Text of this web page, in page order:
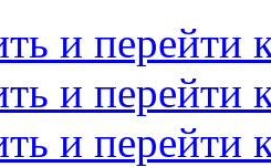
и перейти
и перейти
и перейти